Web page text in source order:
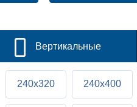
Вертикальные
240x320 240x400